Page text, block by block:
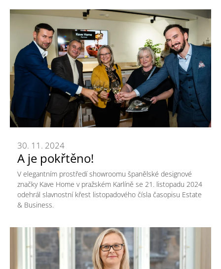
A je pokřtěno!
30. 11. 2024
V elegantním prostředí showroomu španělské designové
značky Kave Home v pražském Karlíně se 21. listopadu 2024
odehrál slavnostní křest listopadového čísla časopisu Estate
& Business.